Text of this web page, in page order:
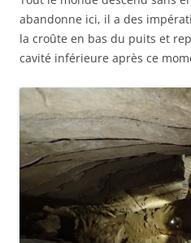
abandonne ici, il a des
la croûte en bas du puits et
cavité inférieure après ce